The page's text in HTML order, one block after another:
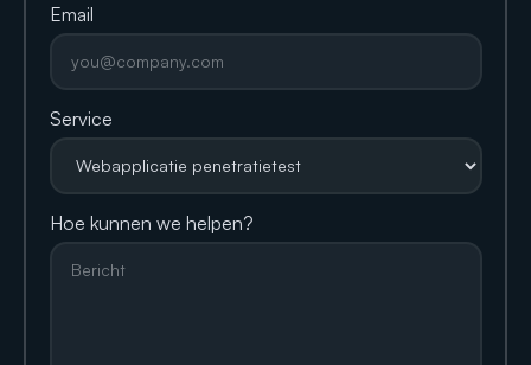
Email
Service
Hoe kunnen we helpen?